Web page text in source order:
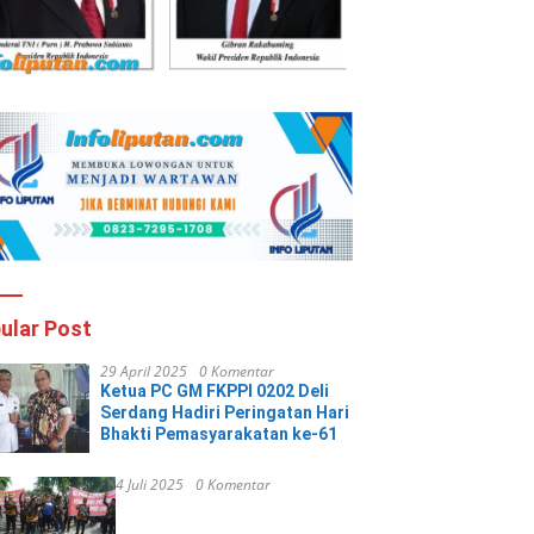
Post
29 April 2025 0 Komentar
Ketua PC GM FKPPI 0202 Deli
Serdang Hadiri Peringatan Hari
Bhakti Pemasyarakatan ke-61
4 Juli 2025 0 Komentar